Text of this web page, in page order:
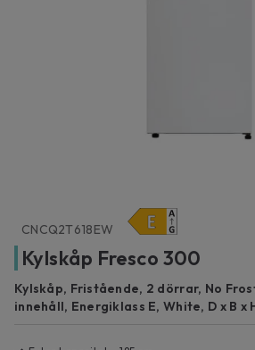
CNCQ2T618EW
Kylskåp Fresco 300
Kylskåp, Fristående, 2 dörrar, No
innehåll, Energiklass E, White, D x B x